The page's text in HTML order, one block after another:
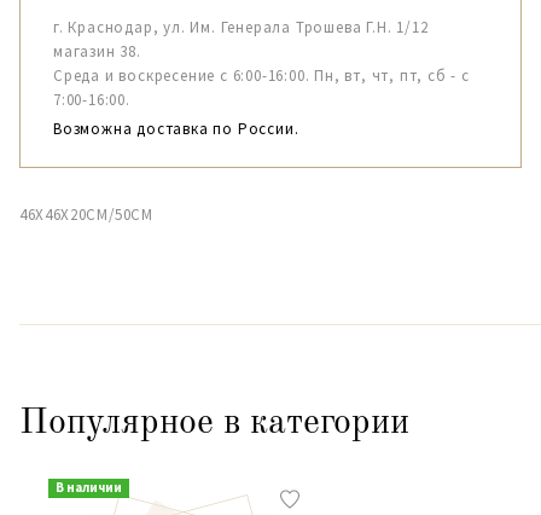
г. Краснодар, ул. Им. Генерала Трошева Г.Н. 1/12
магазин 38.
Среда и воскресение с 6:00-16:00. Пн, вт, чт, пт, сб - с
7:00-16:00.
Возможна доставка по России.
46X46X20CM/50CM
Популярное в категории
В наличии